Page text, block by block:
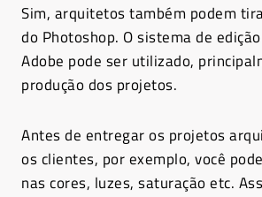
Sim, arquitetos também podem
do Photoshop. O sistema de
Adobe pode ser utilizado,
produção dos projetos.
Antes de entregar os projetos
os clientes, por exemplo, você
nas cores, luzes, saturação etc.